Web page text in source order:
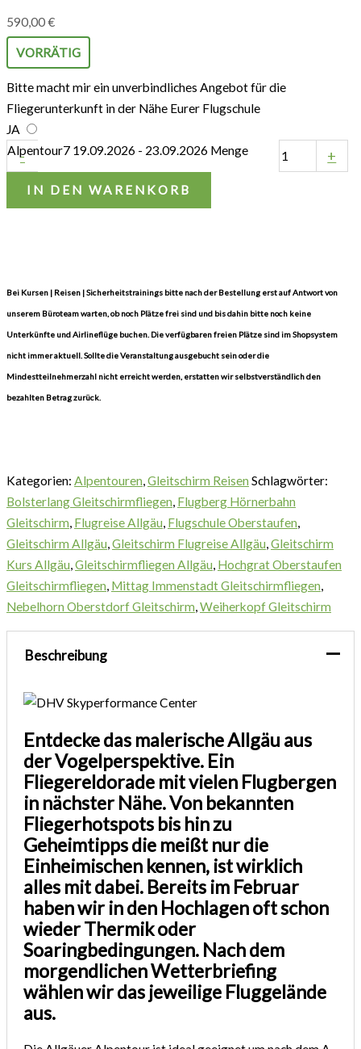
590,00€
VORRÄTIG
Bitte macht mir ein unverbindliches Angebot für die
Fliegerunterkunft in der Nähe Eurer Flugschule
JA
-
Alpentour7 19.09.2026 - 23.09.2026 Menge +
IN DEN WARENKORB
Bei Kursen | Reisen | Sicherheitstrainings bitte nach der Bestellung erst auf Antwort von
unserem Büroteam warten, ob noch Plätze frei sind und bis dahin bitte noch keine
Unterkünfte und Airlineflüge buchen. Die verfügbaren freien Plätze sind im Shopsystem
nicht immer aktuell. Sollte die Veranstaltung ausgebucht sein oder die
Mindestteilnehmerzahl nicht erreicht werden, erstatten wir selbstverständlich den
bezahlten Betrag zurück.
Kategorien: Alpentouren,Gleitschirm Reisen Schlagwörter:
Bolsterlang Gleitschirmfliegen, Flugberg Hörnerbahn
Gleitschirm, Flugreise Allgäu, Flugschule Oberstaufen,
Gleitschirm Allgäu,Gleitschirm Flugreise Allgäu,Gleitschirm
Kurs Allgäu,Gleitschirmfliegen Allgäu, Hochgrat Oberstaufen
Gleitschirmfliegen, Mittag Immenstadt Gleitschirmfliegen,
Nebelhorn Oberstdorf Gleitschirm,Weiherkopf Gleitschirm
Beschreibung
Entdecke das malerische Allgäu aus
der Vogelperspektive. Ein
Fliegereldorade mit vielen Flugbergen
in nächster Nähe. Von bekannten
Fliegerhotspots bis hin zu
Geheimtipps die meißt nur die
Einheimischen kennen, ist wirklich
alles mit dabei. Bereits im Februar
haben wir in den Hochlagen oft schon
wieder Thermik oder
Soaringbedingungen. Nach dem
morgendlichen Wetterbriefing
wählen wir das jeweilige Fluggelände
aus.